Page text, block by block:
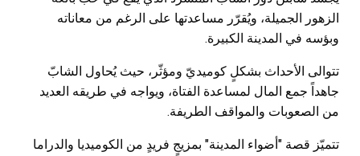
الزهور الجميلة، ويُقرّر مساعدتها على الرغم من معاناته
وبؤسه في المدينة الكبيرة.
تتوالى الأحداث بشكلٍ كوميديّ ومؤثّر، حيث يُحاول الشابّ
جاهداً جمع المال لمساعدة الفتاة، ويواجه في طريقه العديد
من الصعوبات والمواقف الطريفة.
تتميّز قصة "أضواء المدينة" بمزيجٍ فريدٍ من الكوميديا والدراما